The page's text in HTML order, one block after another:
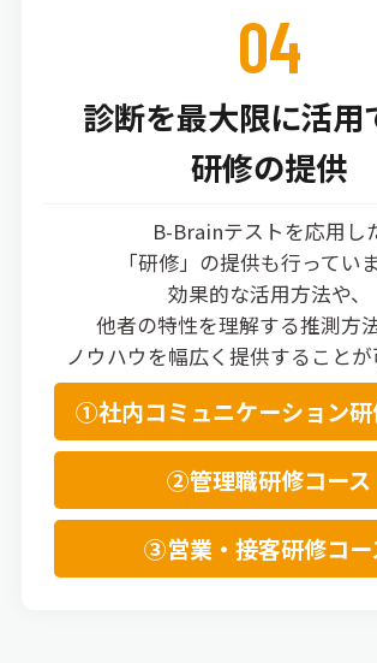
04
診断を最大限に活用
研修の提供
B-Brainテストを応用し
「研修」の提供も行っていま
効果的な活用方法や、
他者の特性を理解する推測方法
ノウハウを幅広く提供することが
①社内コミュニケーション研
②管理職研修コース
③営業・接客研修コー